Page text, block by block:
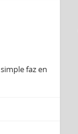
faz en